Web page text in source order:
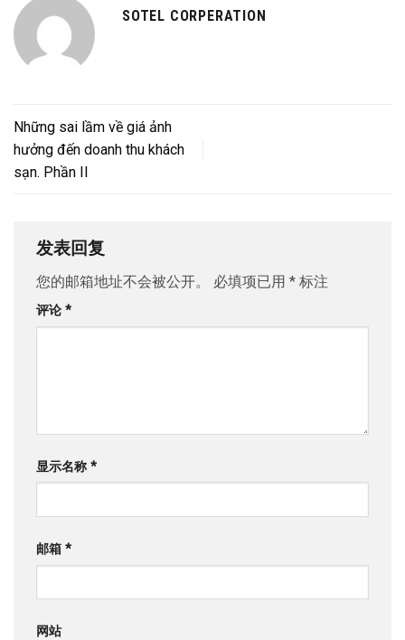
SOTEL CORPERATION
Những sai lầm về giá ảnh
hưởng đến doanh thu khách
sạn. Phần II
发表回复
您的邮箱地址不会被公开。 必填项已用 * 标注
评论 *
显示名称*
邮箱 *
网站